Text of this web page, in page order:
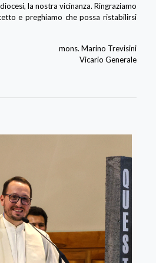
la nostra vicinanza. Ringraziamo
e preghiamo che possa ristabilirsi
mons. Marino Trevisini
Vicario Generale